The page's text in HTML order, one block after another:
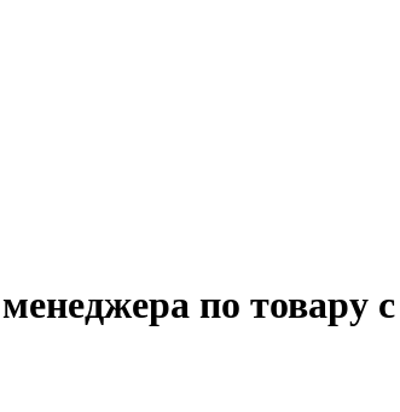
по товару